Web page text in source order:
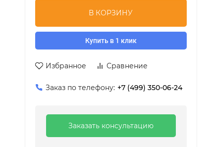
В КОРЗИНУ
Купить в 1 клик
Избранное Сравнение
Заказ по телефону: +7 (499) 350-06-24
Заказать консультацию